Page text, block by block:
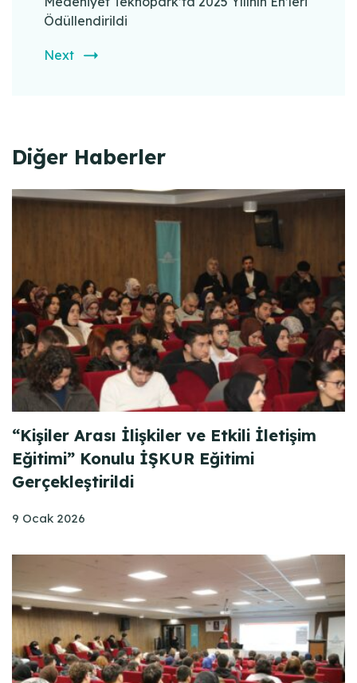
Ödüllendirildi
Next
Diğer Haberler
“Kişiler Arası İlişkiler ve Etkili İletişim
Eğitimi” Konulu İŞKUR Eğitimi
Gerçekleştirildi
9 Ocak 2026